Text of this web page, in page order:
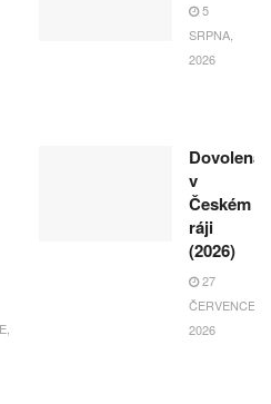
5
SRPNA,
2026
Dovolená
v
Českém
ráji
(2026)
27
ČERVENCE,
2026